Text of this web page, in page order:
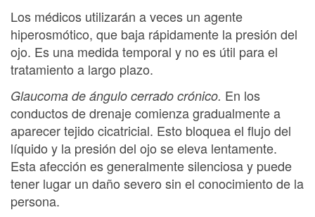
Los médicos utilizarán a veces un agente
hiperosmótico, que baja rápidamente la presión del
ojo. Es una medida temporal y no es útil para el
tratamiento a largo plazo.
Glaucoma de ángulo cerrado crónico. En los
conductos de drenaje comienza gradualmente a
aparecer tejido cicatricial. Esto bloquea el flujo del
líquido y la presión del ojo se eleva lentamente.
Esta afección es generalmente silenciosa y puede
tener lugar un daño severo sin el conocimiento de la
persona.